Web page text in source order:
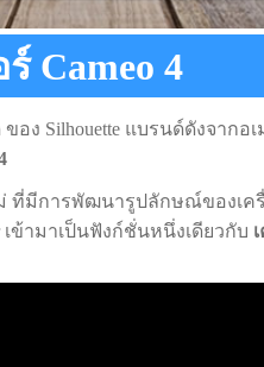
Cameo 4
อง Silhouette แบรนด์ดังจากอ
ที่มีการพัฒนารูปลักษณ์ของเครื่
เข้ามาเป็นฟังก์ชั่นหนึ่งเดียวกับ